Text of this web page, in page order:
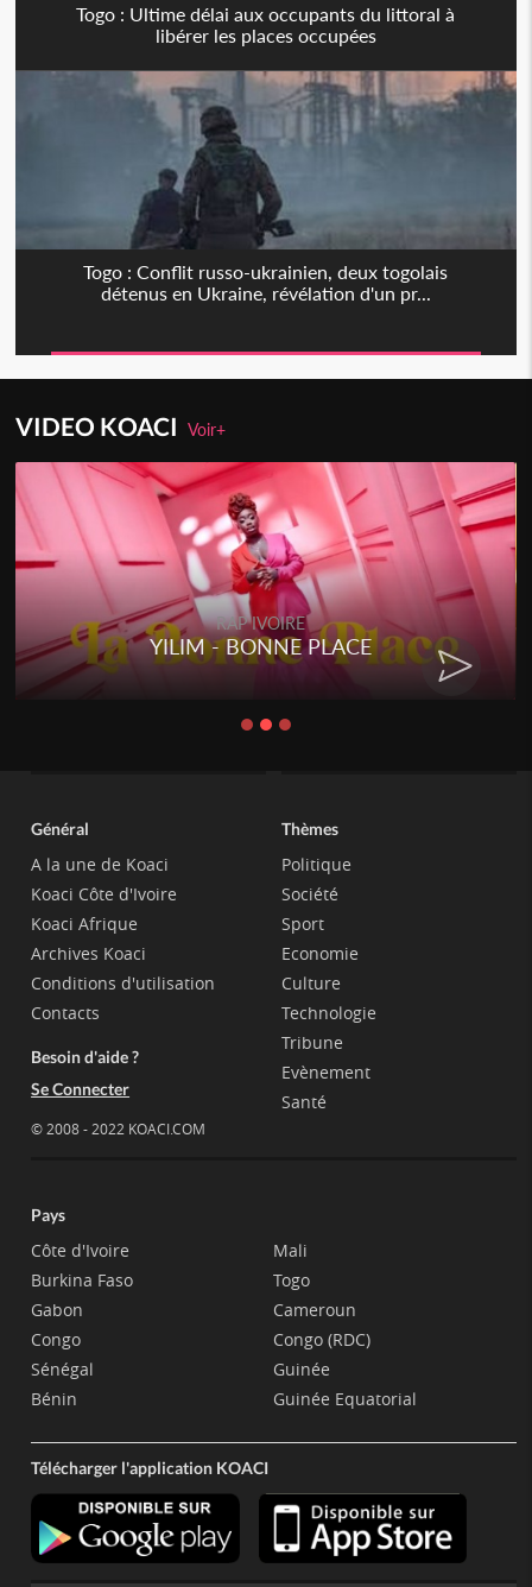
Togo : Ultime délai aux occupants du littoral à
libérer les places occupées
Togo : Conflit russo-ukrainien, deux togolais
détenus en Ukraine, révélation d'un pr...
VIDEO KOACIVoir+
RAP IVOIRE
YILIM - BONNE PLACE
Général
A la une de Koaci
Koaci Côte d'Ivoire
Koaci Afrique
Archives Koaci
Conditions d'utilisation
Contacts
Besoin d'aide ?
Se Connecter
© 2008 - 2022 KOACI.COM
Thèmes
Politique
Société
Sport
Economie
Culture
Technologie
Tribune
Evènement
Santé
Pays
Côte d'Ivoire
Burkina Faso
Gabon
Congo
Sénégal
Bénin
Mali
Togo
Cameroun
Congo (RDC)
Guinée
Guinée Equatorial
Télécharger l'application KOACI